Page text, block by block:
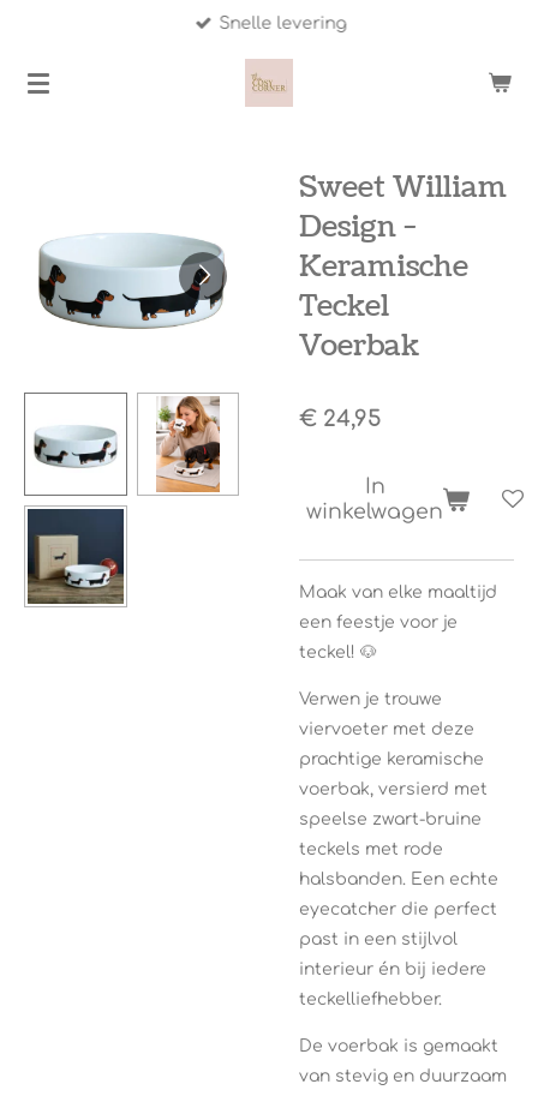
naar
Snelle levering
Sweet William
Design -
Keramische
Teckel
Voerbak
€ 24,95
In
winkelwagen
Maak van elke maaltijd
een feestje voor je
teckel! 🐶
Verwen je trouwe
viervoeter met deze
prachtige keramische
voerbak, versierd met
speelse zwart-bruine
teckels met rode
halsbanden. Een echte
eyecatcher die perfect
past in een stijlvol
interieur én bij iedere
teckelliefhebber.
De voerbak is gemaakt
van stevig en duurzaam